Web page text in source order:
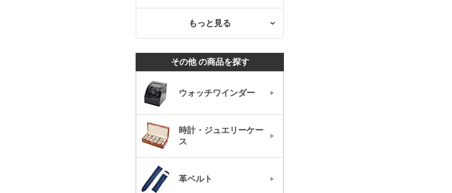
もっと見る
その他 の商品を探す
ウォッチワインダー
時計・ジュエリーケー
ス
革ベルト